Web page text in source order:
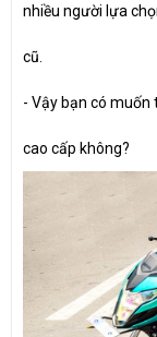
nhiều người lựa
cũ.
- Vậy bạn có muốn
cao cấp không?